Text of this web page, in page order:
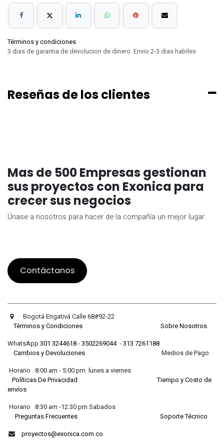
Términos y condiciones
3 dias de garantia de devolucion de dinero. Envio 2-3 dias habiles
Reseñas de los clientes
Mas de 500 Empresas gestionan
sus proyectos con Exonica para
crecer sus negocios
Únase a nosotros para hacer de la compañía un mejor lugar.
Contáctanos
Bogotá Engativá Calle 68#92-22
Términos y Condiciones
Sobre Nosotros
WhatsApp 301 3244618 - 3502269044- 313 7261188
Cambios y Devoluciones Medios de Pago
Horario 8:00 am - 5:00 pm lunes a viernes
Políticas De Privacidad
Tiempo y Costo de
envíos
Horario 8:30 am -12:30 pm Sabados
Preguntas Frecuentes
Soporte Técnico
proyectos@exonica.com.co